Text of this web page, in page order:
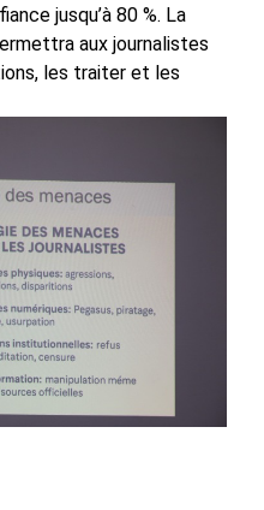
jusqu’à 80 %. La
aux journalistes
les traiter et les